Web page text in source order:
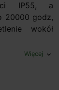
IP55, a
20000 godz,
wokół
Więcej expand_more